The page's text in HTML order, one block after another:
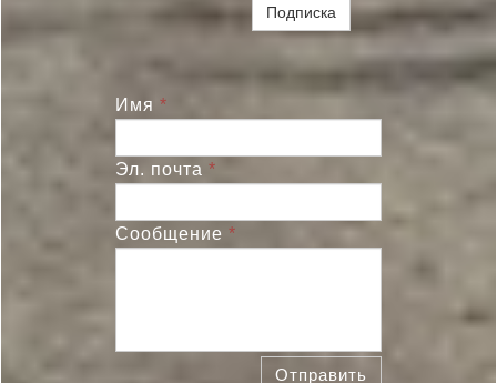
Подписка
Имя *
Эл. почта *
Сообщение *
Отправить